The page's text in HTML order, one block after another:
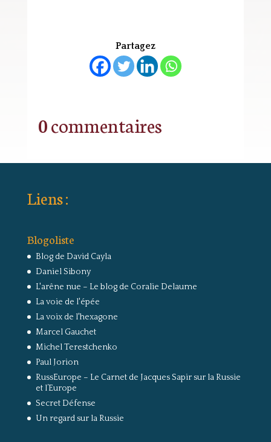
Partagez
0 commentaires
Liens :
Blogoliste
Blog de David Cayla
Daniel Sibony
L'arêne nue – Le blog de Coralie Delaume
La voie de l'épée
La voix de l'hexagone
Marcel Gauchet
Michel Terestchenko
Paul Jorion
RussEurope – Le Carnet de Jacques Sapir sur la Russie
et l’Europe
Secret Défense
Un regard sur la Russie